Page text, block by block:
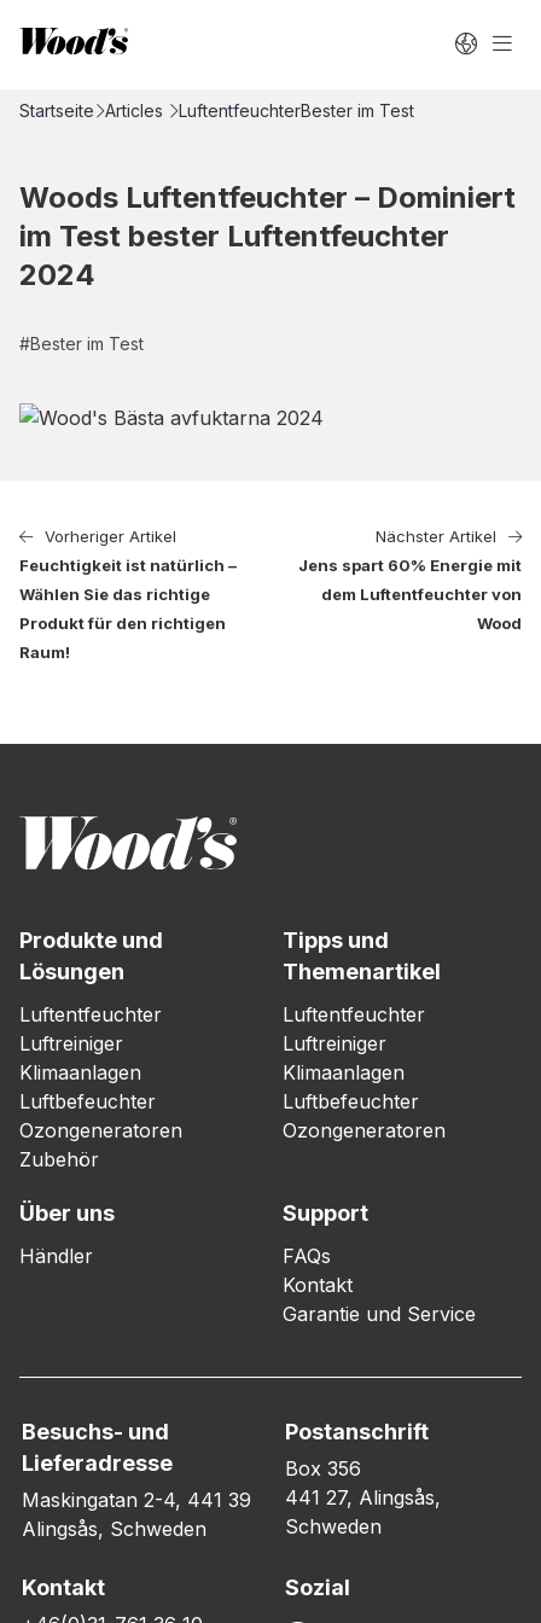
Startseite Articles LuftentfeuchterBester im Test
Woods Luftentfeuchter – Dominiert
im Test bester Luftentfeuchter
2024
#Bester im Test
Vorheriger Artikel
Feuchtigkeit ist natürlich –
Wählen Sie das richtige
Produkt für den richtigen
Raum!
Nächster Artikel
Jens spart 60% Energie mit
dem Luftentfeuchter von
Wood
Produkte und
Lösungen
Luftentfeuchter
Luftreiniger
Klimaanlagen
Luftbefeuchter
Ozongeneratoren
Zubehör
Tipps und
Themenartikel
Luftentfeuchter
Luftreiniger
Klimaanlagen
Luftbefeuchter
Ozongeneratoren
Über uns
Händler
Support
FAQs
Kontakt
Garantie und Service
Besuchs- und
Lieferadresse
Maskingatan 2-4, 441 39
Alingsås, Schweden
Postanschrift
Box 356
441 27, Alingsås,
Schweden
Kontakt Sozial